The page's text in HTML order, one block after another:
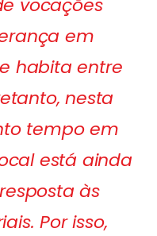
vocações
em
habita entre
nesta
tempo em
está ainda
às
Por isso,